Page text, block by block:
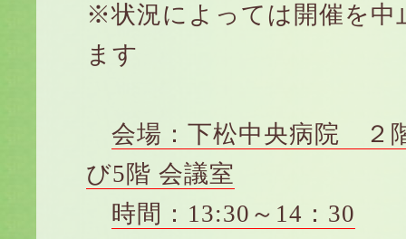
※状況によっては開催を中
ます
会場：下松中央病院 ２
び5階 会議室
時間：13:30～14：30